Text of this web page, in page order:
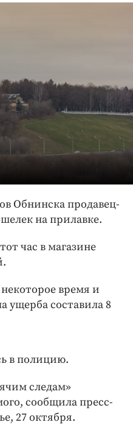
Обнинска продавец-
на прилавке.
час в магазине
время и
ущерба составила 8
в полицию.
следам»
сообщила пресс-
27 октября.